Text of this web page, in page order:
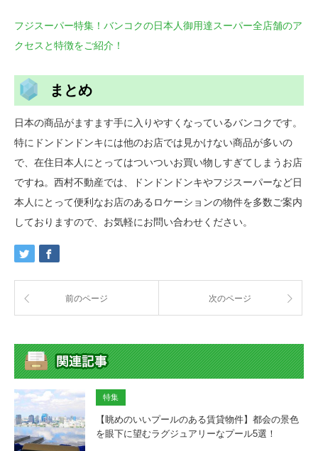
フジスーパー特集！バンコクの日本人御用達スーパー全店舗のア
クセスと特徴をご紹介！
まとめ
日本の商品がますます手に入りやすくなっているバンコクです。
特にドンドンドンキには他のお店では見かけない商品が多いの
で、在住日本人にとってはついついお買い物しすぎてしまうお店
ですね。西村不動産では、ドンドンドンキやフジスーパーなど日
本人にとって便利なお店のあるロケーションの物件を多数ご案内
しておりますので、お気軽にお問い合わせください。
前のページ 次のページ
特集
【眺めのいいプールのある賃貸物件】都会の景色
を眼下に望むラグジュアリーなプール5選！